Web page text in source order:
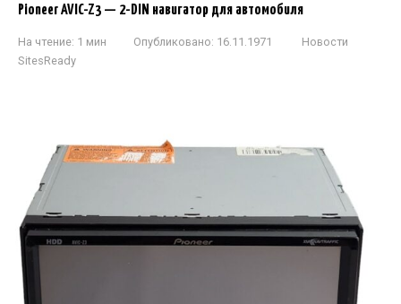
Pioneer AVIC-Z3 — 2-DIN навигатор для автомобиля
На чтение: 1 мин Опубликовано: 16.11.1971
Новости
SitesReady